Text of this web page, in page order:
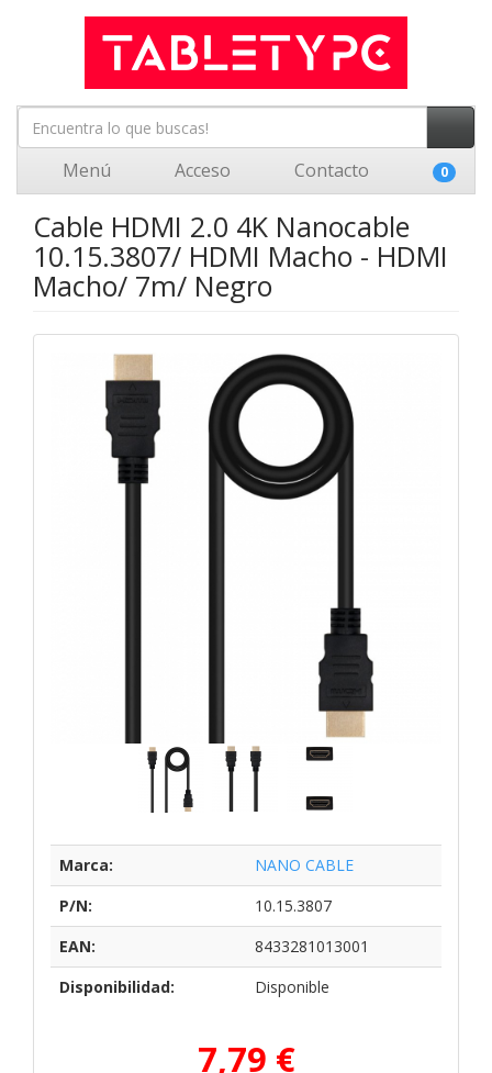
Menú Acceso Contacto 0
Cable HDMI 2.0 4K Nanocable
10.15.3807/ HDMI Macho - HDMI
Macho/ 7m/ Negro
Marca:
NANO CABLE
P/N:
10.15.3807
EAN:
8433281013001
Disponibilidad:
Disponible
7,79 €